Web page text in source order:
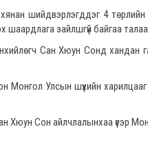
шийдвэрлэгддэг 4
зайлшгүй байгаа
Сан Хюун Сонд хандан
Монгол Улсын шүүхийн
Сан Хюун Сон айлчлалынхаа